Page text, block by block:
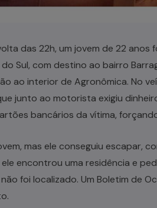
das 22h, um jovem de 22 anos
Sul, com destino ao bairro
ao interior de Agronômica. No
junto ao motorista exigiu
bancários da vítima,
mas ele conseguiu escapar,
encontrou uma residência e
foi localizado. Um Boletim de